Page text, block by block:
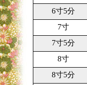
6寸5分
7寸
7寸5分
8寸
8寸5分